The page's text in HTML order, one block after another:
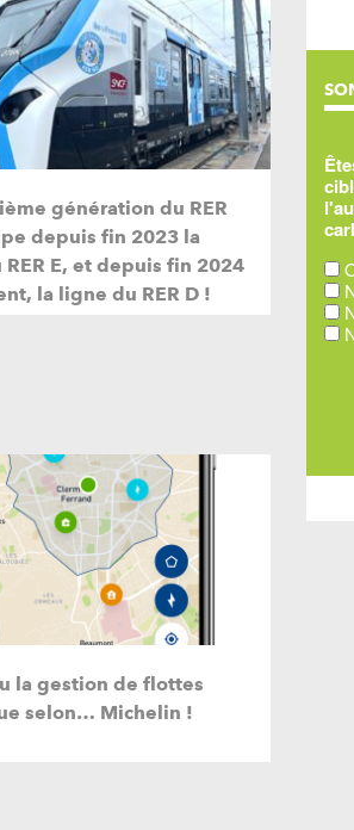
génération du RER
depuis fin 2023 la
E, et depuis fin 2024
la ligne du RER D !
la gestion de flottes
selon… Michelin !